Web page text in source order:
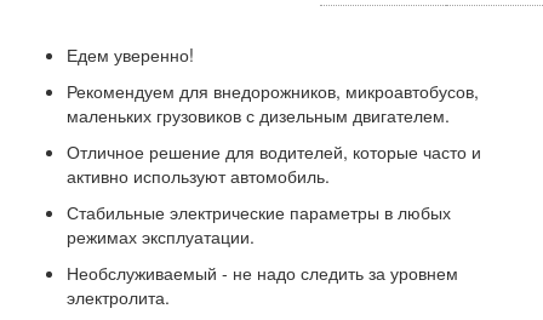
Едем уверенно!
Рекомендуем для внедорожников, микроавтобусов,
маленьких грузовиков с дизельным двигателем.
Отличное решение для водителей, которые часто и
активно используют автомобиль.
Стабильные электрические параметры в любых
режимах эксплуатации.
Необслуживаемый - не надо следить за уровнем
электролита.